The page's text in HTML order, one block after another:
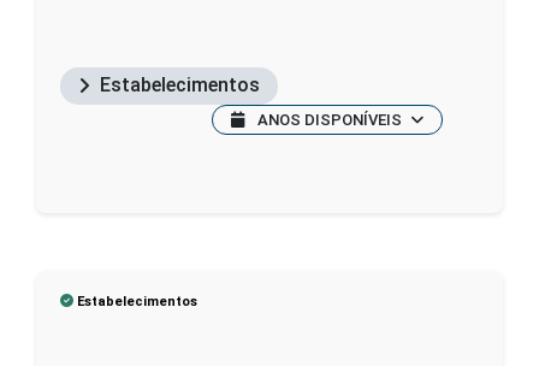
Estabelecimentos
ANOS DISPONÍVEIS
Estabelecimentos